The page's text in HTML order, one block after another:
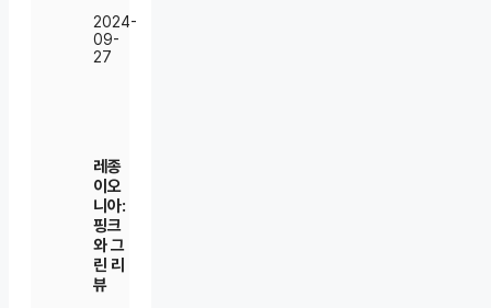
2024-
09-
27
레종
이오
니아:
핑크
와 그
린 리
뷰